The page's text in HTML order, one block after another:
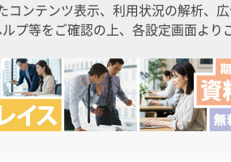
ンテンツ表示、利用状況の解析、
等をご確認の上、各設定画面より